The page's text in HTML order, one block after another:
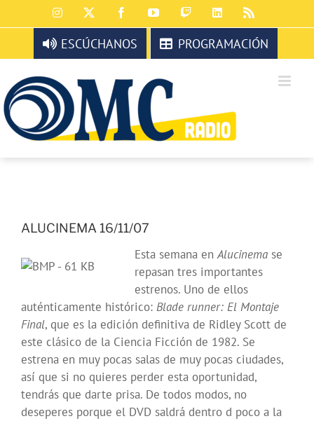
al
contenido
Instagram FacebookYouTubeTwitchLinkedIn
ESCÚCHANOS PROGRAMACIÓN
ALUCINEMA 16/11/07
Esta semana enAlucinema se
repasan tres importantes
estrenos. Uno de ellos
auténticamente histórico: Blade runner: El Montaje
Final, que es la edición definitiva de Ridley Scott de
este clásico de la Ciencia Ficción de 1982. Se
estrena en muy pocas salas de muy pocas ciudades,
así que si no quieres perder esta oportunidad,
tendrás que darte prisa. De todos modos, no
deseperes porque el DVD saldrá dentro d poco a la